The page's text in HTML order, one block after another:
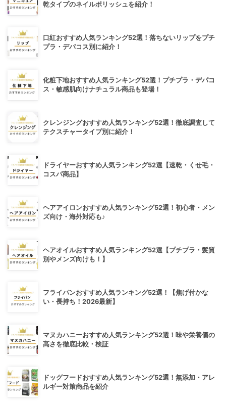
乾タイプのネイルポリッシュを紹介！
口紅おすすめ人気ランキング52選！落ちないリップをプチ
プラ・デパコス別に紹介！
化粧下地おすすめ人気ランキング52選！プチプラ・デパコ
ス・敏感肌向けナチュラル商品も登場！
クレンジングおすすめ人気ランキング52選！徹底調査して
テクスチャータイプ別に紹介！
ドライヤーおすすめ人気ランキング52選【速乾・くせ毛・
コスパ商品】
ヘアアイロンおすすめ人気ランキング52選！初心者・メン
ズ向け・海外対応も♪
ヘアオイルおすすめ人気ランキング52選【プチプラ・髪質
別やメンズ向けも！】
フライパンおすすめ人気ランキング52選！【焦げ付かな
い・長持ち！2026最新】
マヌカハニーおすすめ人気ランキング52選！味や栄養価の
高さを徹底比較・検証
ドッグフードおすすめ人気ランキング52選！無添加・アレ
ルギー対策商品を紹介